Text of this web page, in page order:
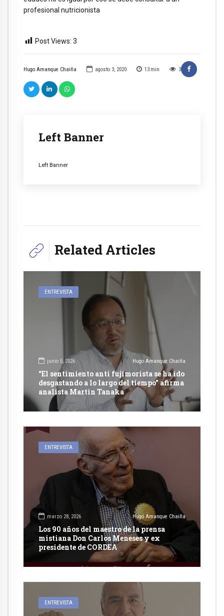
Hugo Amanque Chaiña agosto 3, 2020 13 min 3
Left Banner
Left Banner
profesional nutricionista
Post Views: 3
Related Articles
ENTREVISTA
junio 5, 2026 Hugo Amanque Chaiña
“El sentimiento anti fujimorista se ha ido
desgastando a lo largo del tiempo” afirma
analista Martin Tanaka
ENTREVISTA
marzo 28, 2026 Hugo Amanque Chaiña
Los 90 años del maestro de la prensa
mistiana Don Carlos Meneses y ex
presidente de CORDEA
ENTREVISTA